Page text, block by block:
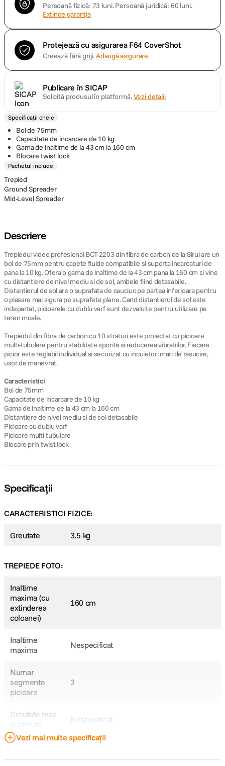
10. insta 360
Persoană fizică: 73 luni.Persoană juridică: 60 luni.
Extinde garanția
Protejează cu asigurarea F64 CoverShot
Creează fără griji.Adaugă asigurare
Publicare în SICAP
Solicită produsul în platformă.Vezi detalii
Specificații cheie
Bol de 75mm
Capacitate de incarcare de 10 kg
Gama de inaltime de la 43 cm la 160 cm
Blocare twist lock
Pachetul include
Trepied
Ground Spreader
Mid-Level Spreader
Descriere
Trepiedul video profesional BCT-2203 din fibra de carbon de la Sirui are un
bol de 75mm pentru capete fluide compatibile si suporta incarcaturi de
pana la 10 kg. Ofera o gama de inaltime de la 43 cm pana la 160 cm si vine
cu distantiere de nivel mediu si de sol, ambele fiind detasabile.
Distantierul de sol are o suprafata de cauciuc pe partea inferioara pentru
o plasare mai sigura pe suprafete plane. Cand distantierul de sol este
indepartat, picioarele cu dublu varf sunt dezvaluite pentru utilizare pe
teren moale.
Trepiedul din fibra de carbon cu 10 straturi este proiectat cu picioare
multi-tubulare pentru stabilitate sporita si reducerea vibratiilor. Fiecare
picior este reglabil individual si securizat cu incuietori mari de rasucire,
usor de manevrat.
Caracteristici
Bol de 75mm
Capacitate de incarcare de 10 kg
Gama de inaltime de la 43 cm la 160 cm
Distantiere de nivel mediu si de sol detasabile
Picioare cu dublu varf
Picioare multi-tubulare
Blocare prin twist lock
Specificații
CARACTERISTICI FIZICE:
Greutate 3.5 kg
TREPIEDE FOTO:
Inaltime
maxima (cu
extinderea
coloanei)
160 cm
Inaltime
maxima
Nespecificat
Numar
segmente
picioare
3
Greutate max
Nespecificat
Vezi mai multe specificații